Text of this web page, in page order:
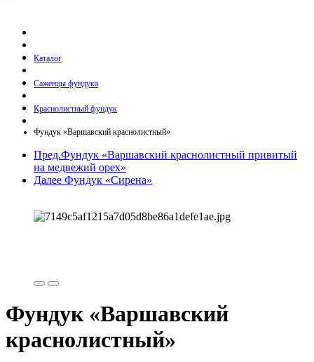
Каталог
Саженцы фундука
Краснолистный фундук
Фундук «Варшавский краснолистный»
Пред.Фундук «Варшавский краснолистный привитый
на медвежий орех»
Далее Фундук «Сирена»
Фундук «Варшавский
краснолистный»